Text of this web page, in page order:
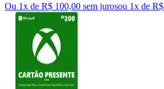
Ou 1x de R$ 100,00 sem jurosou 1x de